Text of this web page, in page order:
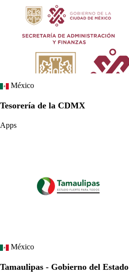
México
Tesorería de la CDMX
Apps
México
Tamaulipas - Gobierno del Estado